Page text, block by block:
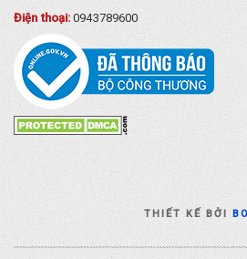
Điện thoại:0943789600
THIẾT KẾ BỞI